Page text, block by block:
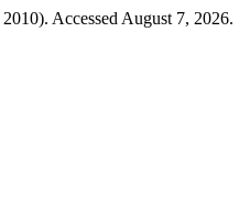
Accessed August 7, 2026.